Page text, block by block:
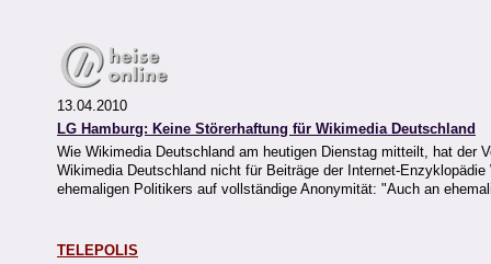
13.04.2010
LG Hamburg: Keine Störerhaftung für Wikimedia Deutschland
Wie Wikimedia Deutschland am heutigen Dienstag mitteilt, hat der
Wikimedia Deutschland nicht für Beiträge der Internet-
ehemaligen Politikers auf vollständige Anonymität: "Auch an
TELEPOLIS